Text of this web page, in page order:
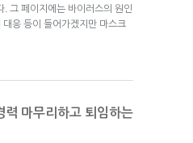
. 그 페이지에는 바이러스의 원인
응 등이 들어가겠지만 마스크
력 마무리하고 퇴임하는